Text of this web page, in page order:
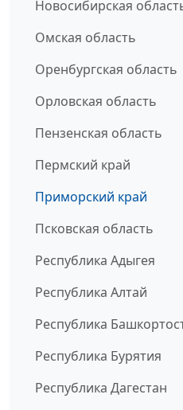
Новосибирская
Омская область
Оренбургская область
Орловская область
Пензенская область
Пермский край
Приморский край
Псковская область
Республика Адыгея
Республика Алтай
Республика
Республика Бурятия
Республика Дагестан